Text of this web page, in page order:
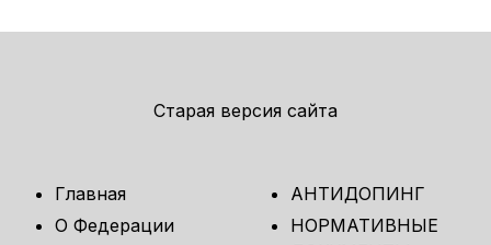
Старая версия сайта
Главная
О Федерации
АНТИДОПИНГ
НОРМАТИВНЫЕ